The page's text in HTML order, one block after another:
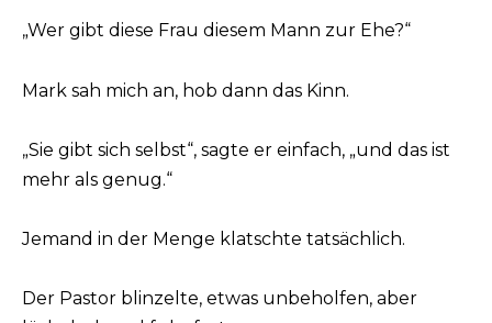
„Wer gibt diese Frau diesem Mann zur Ehe?“
Mark sah mich an, hob dann das Kinn.
„Sie gibt sich selbst“, sagte er einfach, „und das ist
mehr als genug.“
Jemand in der Menge klatschte tatsächlich.
Der Pastor blinzelte, etwas unbeholfen, aber